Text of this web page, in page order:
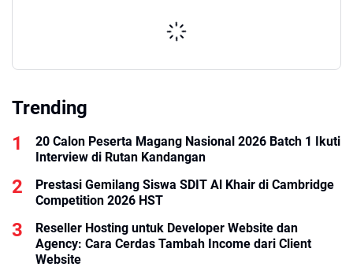
Trending
20 Calon Peserta Magang Nasional 2026 Batch 1 Ikuti
Interview di Rutan Kandangan
Prestasi Gemilang Siswa SDIT Al Khair di Cambridge
Competition 2026 HST
Reseller Hosting untuk Developer Website dan
Agency: Cara Cerdas Tambah Income dari Client
Website